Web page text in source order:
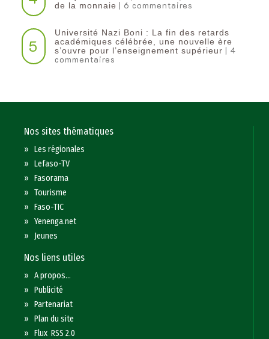
de la monnaie | 6 commentaires
5
Université Nazi Boni : La fin des retards
académiques célébrée, une nouvelle ère
s’ouvre pour l’enseignement supérieur | 4
commentaires
Nos sites thématiques
»Les régionales
»Lefaso-TV
»Fasorama
»Tourisme
»Faso-TIC
»Yenenga.net
» Jeunes
Nos liens utiles
»A propos...
»Publicité
»Partenariat
»Plan du site
»Flux RSS 2.0